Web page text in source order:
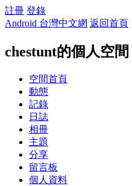
註冊 登錄
Android 台灣中文網 返回首頁
chestunt的個人空間
空間首頁
動態
記錄
日誌
相冊
主題
分享
留言板
個人資料